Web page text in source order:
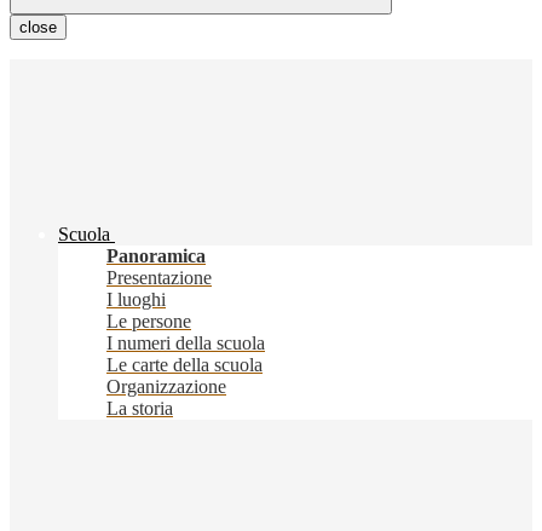
close
Scuola
Panoramica
Presentazione
I luoghi
Le persone
I numeri della scuola
Le carte della scuola
Organizzazione
La storia